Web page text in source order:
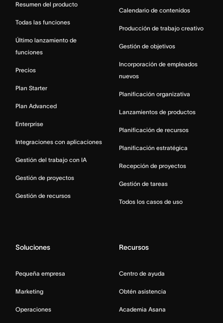
Resumen del producto
Todas las funciones
Último lanzamiento de
funciones
Precios
Plan Starter
Plan Advanced
Enterprise
Integraciones con aplicaciones
Gestión del trabajo con IA
Gestión de proyectos
Gestión de recursos
Calendario de contenidos
Producción de trabajo creativo
Gestión de objetivos
Incorporación de empleados
nuevos
Planificación organizativa
Lanzamientos de productos
Planificación de recursos
Planificación estratégica
Recepción de proyectos
Gestión de tareas
Todos los casos de uso
Soluciones
Pequeña empresa
Marketing
Operaciones
Recursos
Centro de ayuda
Obtén asistencia
Academia Asana